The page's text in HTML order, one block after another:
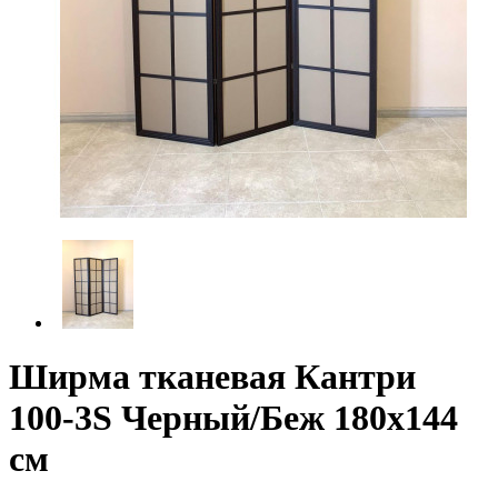
Ширма тканевая Кантри
100-3S Черный/Беж 180х144
см